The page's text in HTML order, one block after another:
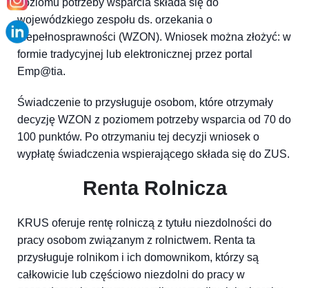
poziomu potrzeby wsparcia składa się do
wojewódzkiego zespołu ds. orzekania o
niepełnosprawności (WZON). Wniosek można złożyć: w
formie tradycyjnej lub elektronicznej przez portal
Emp@tia.
Świadczenie to przysługuje osobom, które otrzymały
decyzję WZON z poziomem potrzeby wsparcia od 70 do
100 punktów. Po otrzymaniu tej decyzji wniosek o
wypłatę świadczenia wspierającego składa się do ZUS.
Renta Rolnicza
KRUS oferuje rentę rolniczą z tytułu niezdolności do
pracy osobom związanym z rolnictwem. Renta ta
przysługuje rolnikom i ich domownikom, którzy są
całkowicie lub częściowo niezdolni do pracy w